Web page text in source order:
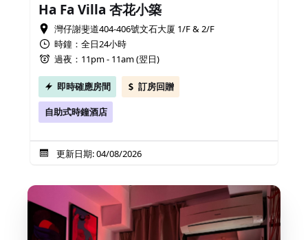
Ha Fa Villa 杏花小築
灣仔謝斐道404-406號文石大厦 1/F & 2/F
時鐘：全日24小時
過夜：11pm - 11am (翌日)
即時確應房間 訂房回贈
自助式時鐘酒店
更新日期: 04/08/2026